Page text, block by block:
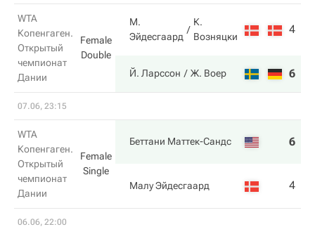
WTA
Копенгаген.
Открытый
чемпионат
Дании
Female
Double
М.
Эйдесгаард
К.
Возняцки
4
Й. Ларссон Ж. Воер 6
07.06, 23:15
WTA
Копенгаген.
Открытый
чемпионат
Дании
Female
Single
Беттани Маттек-Сандс 6
Малу Эйдесгаард 4
06.06, 22:00